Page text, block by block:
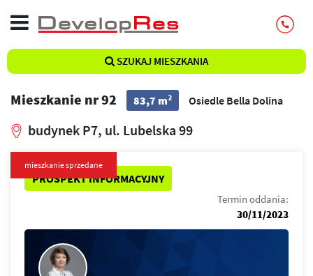
SZUKAJ MIESZKANIA
Mieszkanie nr 92 83,7 m2 Osiedle Bella Dolina
budynek P7, ul. Lubelska 99
PROSPEKT INFORMACYJNY
mieszkanie sprzedane
Termin oddania:
30/11/2023